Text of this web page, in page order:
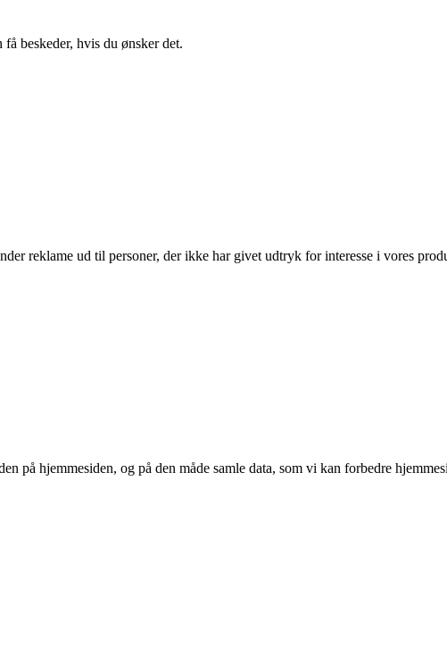
beskeder, hvis du ønsker det.
reklame ud til personer, der ikke har givet udtryk for interesse i vores
på hjemmesiden, og på den måde samle data, som vi kan forbedre